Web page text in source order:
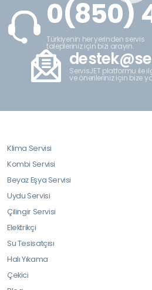
0(850)
Türkiyenin her yerinden servis
talepleriniz için bizi arayın.
ServisJET platformu ile
ve önerileriniz için bize
Klima Servisi
Kombi Servisi
Beyaz Eşya Servisi
Uydu Servisi
Çilingir Servisi
Elektrikçi
Su Tesisatçısı
Halı Yıkama
Çekici